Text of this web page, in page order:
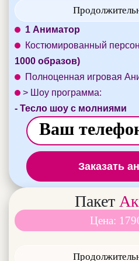
1 Аниматор
Костюмированный
1000 образов)
Полноценная игровая
> Шоу программа:
- Тесло шоу с молниями
Заказать
Пакет
Цена: